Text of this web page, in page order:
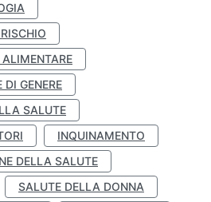
DI GENERE
SALUTE
INQUINAMENTO
DELLA SALUTE
SALUTE DELLA DONNA